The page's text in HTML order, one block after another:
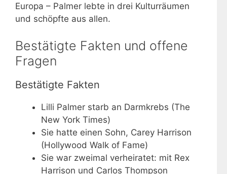
Europa – Palmer lebte in drei Kulturräumen
und schöpfte aus allen.
Bestätigte Fakten und offene
Fragen
Bestätigte Fakten
Lilli Palmer starb an Darmkrebs (The
New York Times)
Sie hatte einen Sohn, Carey Harrison
(Hollywood Walk of Fame)
Sie war zweimal verheiratet: mit Rex
Harrison und Carlos Thompson